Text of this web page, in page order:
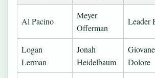
Al Pacino
Meyer
Offerman
Leader
Logan
Lerman
Jonah
Heidelbaum
Dolore